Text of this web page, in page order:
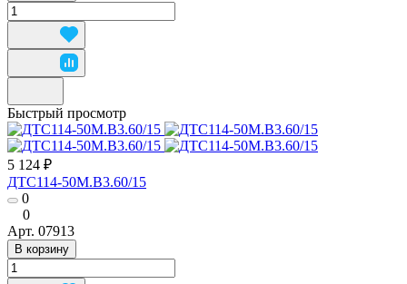
Быстрый просмотр
5 124 ₽
ДТС114-50М.В3.60/15
0
0
Арт. 07913
В корзину